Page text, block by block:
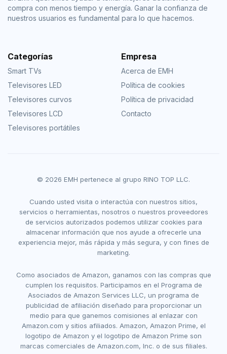
compra con menos tiempo y energía. Ganar la confianza de
nuestros usuarios es fundamental para lo que hacemos.
Categorías
Smart TVs
Televisores LED
Televisores curvos
Televisores LCD
Televisores portátiles
Empresa
Acerca de EMH
Política de cookies
Política de privacidad
Contacto
© 2026 EMH pertenece al grupo RINO TOP LLC.
Cuando usted visita o interactúa con nuestros sitios,
servicios o herramientas, nosotros o nuestros proveedores
de servicios autorizados podemos utilizar cookies para
almacenar información que nos ayude a ofrecerle una
experiencia mejor, más rápida y más segura, y con fines de
marketing.
Como asociados de Amazon, ganamos con las compras que
cumplen los requisitos. Participamos en el Programa de
Asociados de Amazon Services LLC, un programa de
publicidad de afiliación diseñado para proporcionar un
medio para que ganemos comisiones al enlazar con
Amazon.com y sitios afiliados. Amazon, Amazon Prime, el
logotipo de Amazon y el logotipo de Amazon Prime son
marcas comerciales de Amazon.com, Inc. o de sus filiales.